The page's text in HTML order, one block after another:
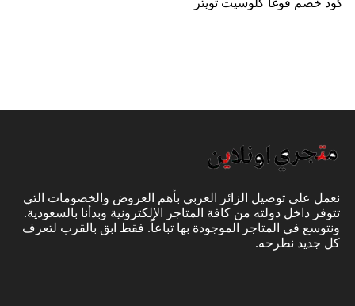
كود خصم فوغا كلوسيت تويتر
نعمل على توصيل الزائر العربي بأهم العروض والخصومات التي
تتوفر داخل دولته من كافة المتاجر الإلكترونية وبدأنا بالسعودية.
ونتوسع في المتاجر الموجودة بها تباعاً. فقط ابق بالقرب لتعرف
كل جديد نطرحه.